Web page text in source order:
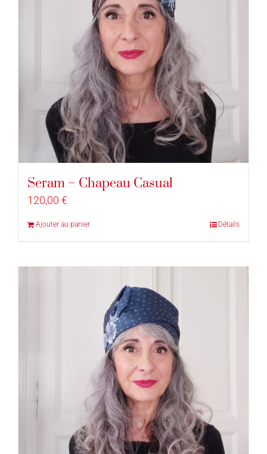
Seram – Chapeau Casual
120,00 €
Ajouter au panier Détails